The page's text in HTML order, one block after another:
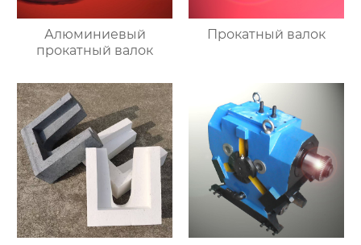
Алюминиевый
прокатный валок
Прокатный валок